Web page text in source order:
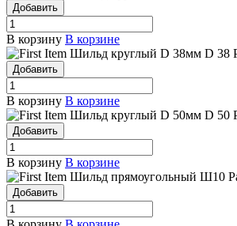
Добавить
В корзину В корзине
Шильд круглый D 38мм D 38
Добавить
В корзину В корзине
Шильд круглый D 50мм D 50
Добавить
В корзину В корзине
Шильд прямоугольный Ш10
Добавить